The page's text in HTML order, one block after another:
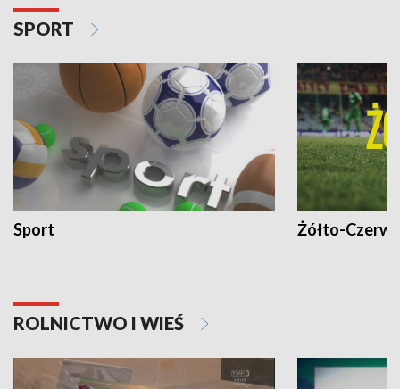
SPORT
Sport Żółto-
ROLNICTWO I WIEŚ